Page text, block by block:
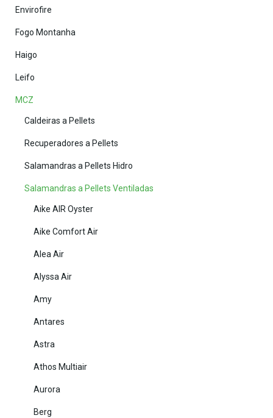
Envirofire
Fogo Montanha
Haigo
Leifo
MCZ
Caldeiras a Pellets
Recuperadores a Pellets
Salamandras a Pellets Hidro
Salamandras a Pellets Ventiladas
Aike AIR Oyster
Aike Comfort Air
Alea Air
Alyssa Air
Amy
Antares
Astra
Athos Multiair
Aurora
Berg